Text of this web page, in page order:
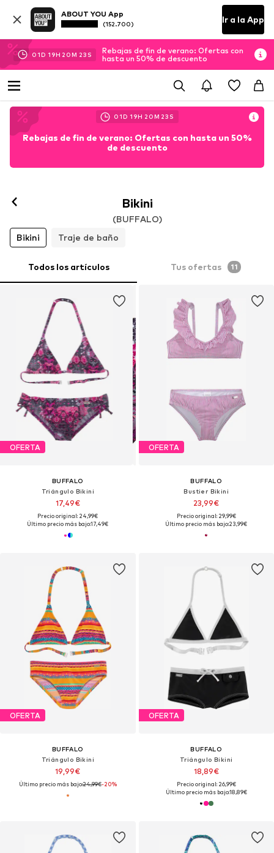
ABOUT YOU App
(152.700) Ir a la App
01D 19H 20M 21 S
Rebajas de fin de verano: Ofertas con
hasta un 50% de descuento
01D 19H 20M 21 S
Rebajas de fin de verano: Ofertas con hasta un 50%
de descuento
Bikini
(BUFFALO)
Bikini
Traje de baño
Todos los artículos Tus ofertas 11
OFERTA
BUFFALO
Triángulo Bikini
17,49€
Precio original: 24,99€
Último precio más bajo:17,49€
OFERTA
BUFFALO
Bustier Bikini
23,99€
Precio original: 29,99€
Último precio más bajo:23,99€
OFERTA
BUFFALO
Triángulo Bikini
19,99€
Último precio más bajo:24,99€-20%
OFERTA
BUFFALO
Triángulo Bikini
18,89€
Precio original: 26,99€
Último precio más bajo:18,89€